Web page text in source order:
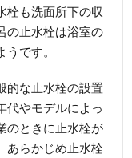
栓も洗面所下の収
の止水栓は浴室の
です。
的な止水栓の設置
代やモデルによっ
のときに止水栓が
あらかじめ止水栓